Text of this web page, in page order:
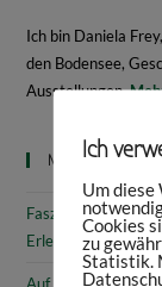
Ich bin Daniela
den Bodensee,
Ausstellungen.
Neueste
Faszinierende
Erlebnisse am
Auf den Spuren
Ich
Um diese
Cookies
zu
Statistik.